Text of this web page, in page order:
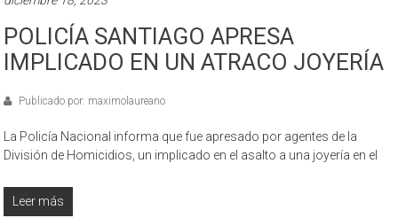
POLICÍA SANTIAGO APRESA
IMPLICADO EN UN ATRACO JOYERÍA
Publicado por: maximolaureano
La Policía Nacional informa que fue apresado por agentes de la
División de Homicidios, un implicado en el asalto a una joyería en el
Leer más